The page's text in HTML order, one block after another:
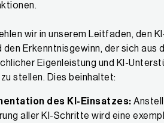
wir in unserem Leitfaden, den
Erkenntnisgewinn, der sich aus
Eigenleistung und KI-
stellen. Dies beinhaltet:
des KI-Einsatzes:
aller KI-Schritte wird eine